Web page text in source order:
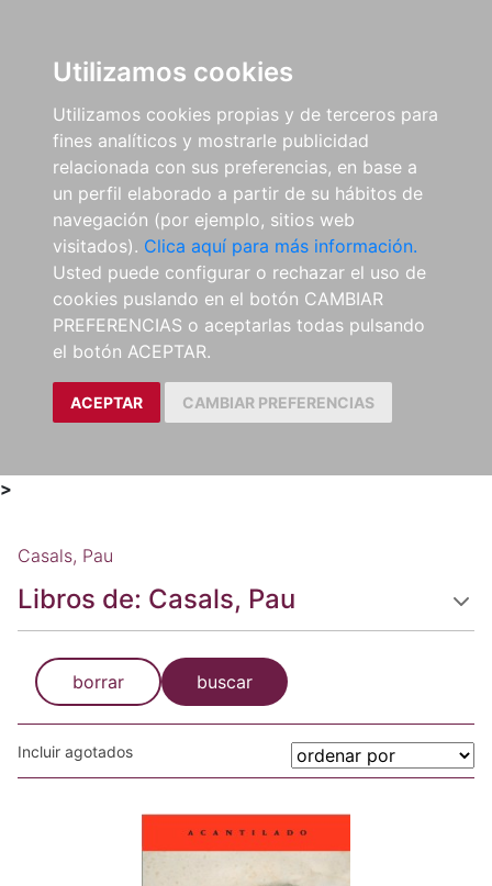
Utilizamos cookies
Utilizamos cookies propias y de terceros para
fines analíticos y mostrarle publicidad
relacionada con sus preferencias, en base a
un perfil elaborado a partir de su hábitos de
navegación (por ejemplo, sitios web
visitados). Clica aquí para más información.
Usted puede configurar o rechazar el uso de
cookies puslando en el botón CAMBIAR
PREFERENCIAS o aceptarlas todas pulsando
el botón ACEPTAR.
ACEPTAR CAMBIAR PREFERENCIAS
>
Casals, Pau
Libros de: Casals, Pau
borrar buscar
Incluir agotados